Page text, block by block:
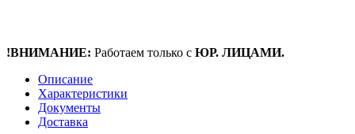
!ВНИМАНИЕ: Работаем только с ЮР. ЛИЦАМИ.
Описание
Характеристики
Документы
Доставка